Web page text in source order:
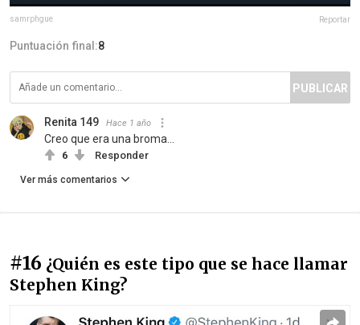
samrphgue Reportar
Puntuación final:8
PUBLICAR
Renita 149 Hace 1 año
Creo que era una broma...
6 Responder
Ver más comentarios
#16 ¿Quién es este tipo que se hace llamar
Stephen King?